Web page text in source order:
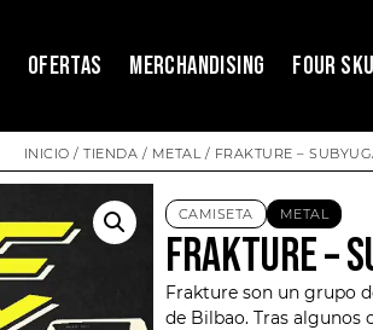
OFERTAS MERCHANDISING FOUR
INICIO / TIENDA / METAL/ FRAKTURE –
CAMISETA METAL
FRAKTURE –
Fraktureson un grupo
de Bilbao. Tras algunos